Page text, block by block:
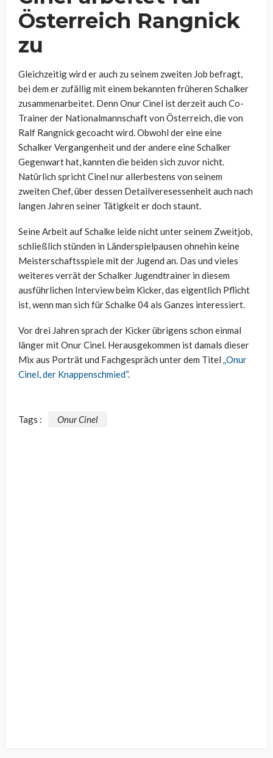
Österreich Rangnick
zu
Gleichzeitig wird er auch zu seinem zweiten Job befragt,
bei dem er zufällig mit einem bekannten früheren Schalker
zusammenarbeitet. Denn Onur Cinel ist derzeit auch Co-
Trainer der Nationalmannschaft von Österreich, die von
Ralf Rangnick gecoacht wird. Obwohl der eine eine
Schalker Vergangenheit und der andere eine Schalker
Gegenwart hat, kannten die beiden sich zuvor nicht.
Natürlich spricht Cinel nur allerbestens von seinem
zweiten Chef, über dessen Detailveresessenheit auch nach
langen Jahren seiner Tätigkeit er doch staunt.
Seine Arbeit auf Schalke leide nicht unter seinem Zweitjob,
schließlich stünden in Länderspielpausen ohnehin keine
Meisterschaftsspiele mit der Jugend an. Das und vieles
weiteres verrät der Schalker Jugendtrainer in diesem
ausführlichen Interview beim Kicker, das eigentlich Pflicht
ist, wenn man sich für Schalke 04 als Ganzes interessiert.
Vor drei Jahren sprach der Kicker übrigens schon einmal
länger mit Onur Cinel. Herausgekommen ist damals dieser
Mix aus Porträt und Fachgespräch unter dem Titel „Onur
Cinel, der Knappenschmied“.
Tags : Onur Cinel